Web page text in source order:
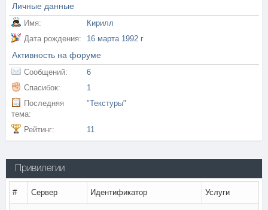
Личные данные
Имя:
Кирилл
Дата рождения:
16 марта 1992 г
Активность на форуме
Сообщений:
6
Спасибок:
1
Последняя
тема:
"Текстуры"
Рейтинг: 11
Привилегии
# Сервер Идентификатор Услуги